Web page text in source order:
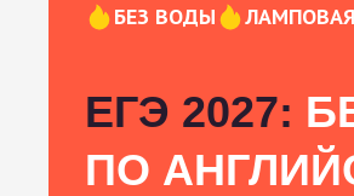
БЕЗ ВОДЫ
ЕГЭ 2027:
ПО